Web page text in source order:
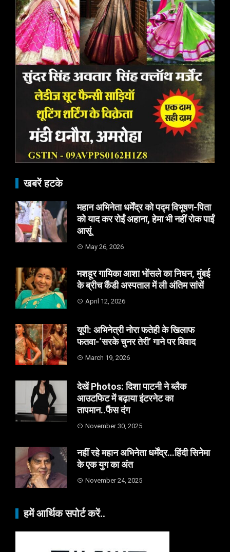
खबरें हटके
महान अभिनेता धर्मेंद्र को पद्म विभूषण-पिता
को याद कर रोईं अहाना, हेमा भी नहीं रोक पाईं
आसूं
May 26, 2026
मशहूर गायिका आशा भोंसले का निधन, मुंबई
के ब्रीच कैंडी अस्पताल में ली अंतिम सांसें
April 12, 2026
यूपी: अभिनेत्री नोरा फतेही के खिलाफ
फतवा-‘सरके चुनर तेरी’ गाने पर विवाद
March 19, 2026
देखें Photos: दिशा पाटनी ने ब्लैक
आउटफिट में बढ़ाया इंटरनेट का
तापमान..फैंस दंग
November 30, 2025
नहीं रहे महान अभिनेता धर्मेंद्र…हिंदी सिनेमा
के एक युग का अंत
November 24, 2025
हमें आर्थिक सपोर्ट करें..